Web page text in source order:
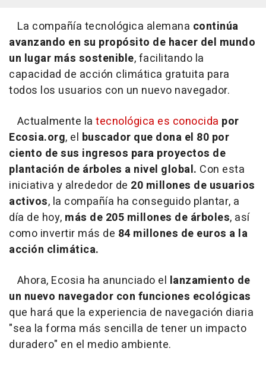
La compañía tecnológica alemana continúa
avanzando en su propósito de hacer del mundo
un lugar más sostenible, facilitando la
capacidad de acción climática gratuita para
todos los usuarios con un nuevo navegador.
Actualmente la tecnológica es conocida por
Ecosia.org, el buscador que dona el 80 por
ciento de sus ingresos para proyectos de
plantación de árboles a nivel global. Con esta
iniciativa y alrededor de 20 millones de usuarios
activos, la compañía ha conseguido plantar, a
día de hoy, más de 205 millones de árboles, así
como invertir más de 84 millones de euros a la
acción climática.
Ahora, Ecosia ha anunciado el lanzamiento de
un nuevo navegador con funciones ecológicas
que hará que la experiencia de navegación diaria
"sea la forma más sencilla de tener un impacto
duradero" en el medio ambiente.